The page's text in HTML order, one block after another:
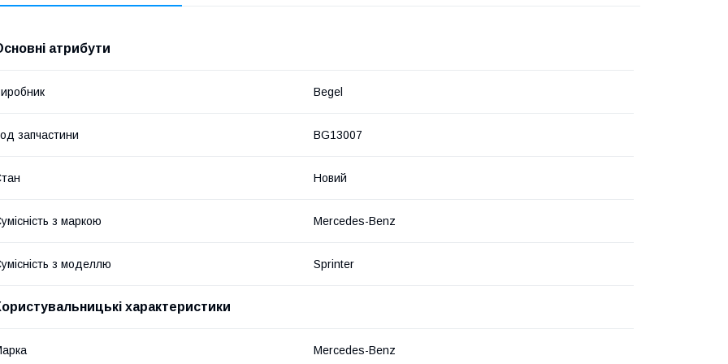
атрибути
Begel
запчастини BG13007
Новий
з маркою Mercedes-Benz
з моделлю Sprinter
характеристики
Mercedes-Benz